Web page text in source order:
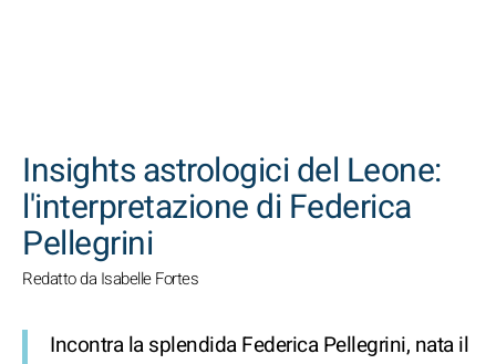
Insights astrologici del Leone:
l'interpretazione di Federica
Pellegrini
Redatto da Isabelle Fortes
Incontra la splendida Federica Pellegrini, nata il